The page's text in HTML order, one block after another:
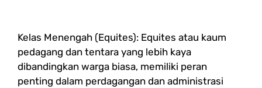
Kelas Menengah (Equites): Equites atau kaum
pedagang dan tentara yang lebih kaya
dibandingkan warga biasa, memiliki peran
penting dalam perdagangan dan administrasi